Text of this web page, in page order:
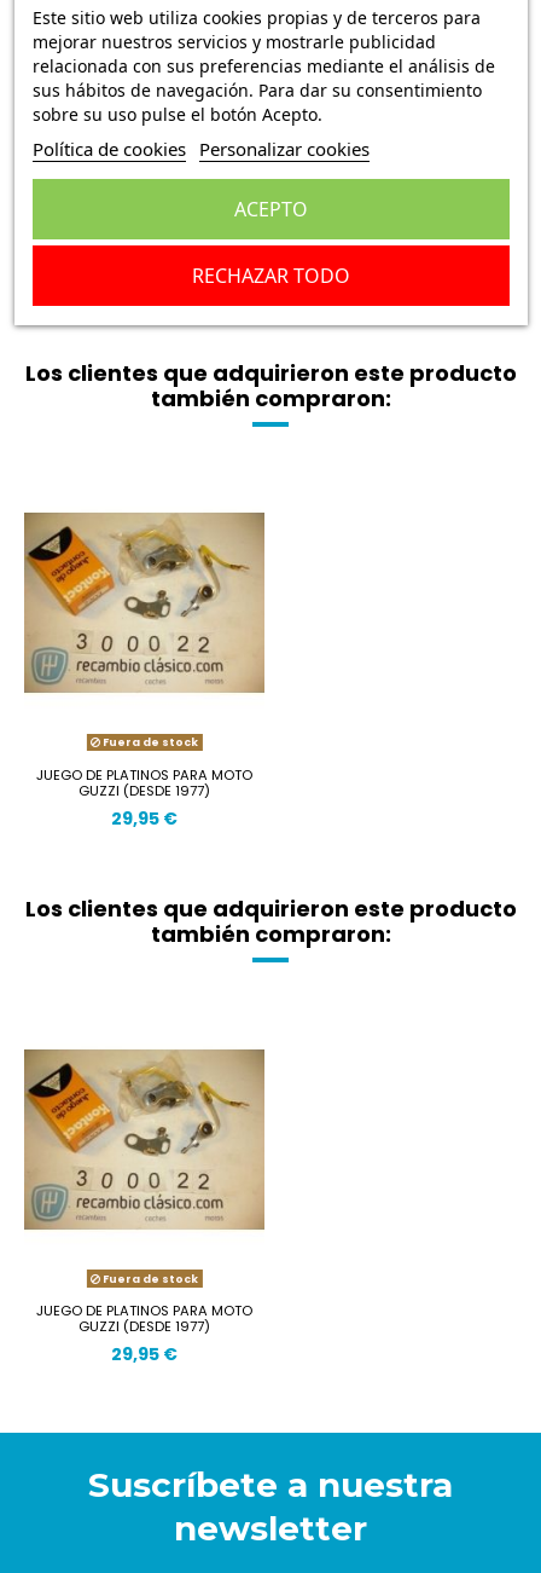
Descripción
Detalles del producto
Valoraciones(0)
Juego de platinos para Moto Mobylette (1959-
1968) y Motobecane (1956-1960)
Los clientes que adquirieron este producto
también compraron:
Fuera de stock
JUEGO DE PLATINOS PARA MOTO
GUZZI (DESDE 1977)
29,95 €
Los clientes que adquirieron este producto
también compraron:
Fuera de stock
JUEGO DE PLATINOS PARA MOTO
GUZZI (DESDE 1977)
29,95 €
Suscríbete a nuestra
newsletter
Este sitio web utiliza cookies propias y de terceros para
mejorar nuestros servicios y mostrarle publicidad
relacionada con sus preferencias mediante el análisis de
sus hábitos de navegación. Para dar su consentimiento
sobre su uso pulse el botón Acepto.
Política de cookies Personalizar cookies
RECHAZAR TODO
ACEPTO